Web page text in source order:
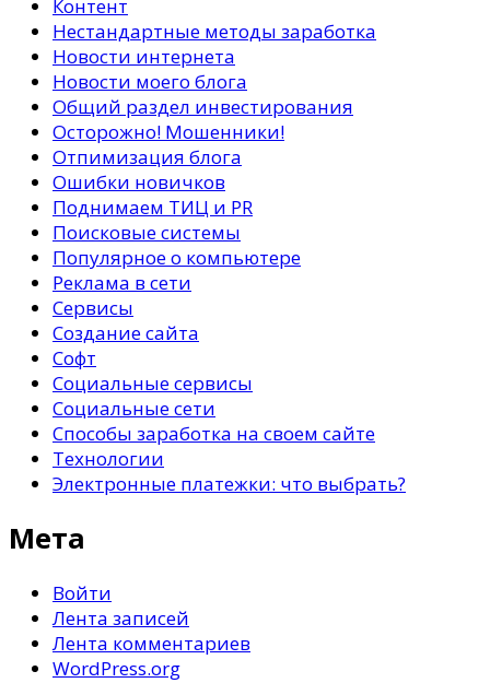
Контент
Нестандартные методы заработка
Новости интернета
Новости моего блога
Общий раздел инвестирования
Осторожно! Мошенники!
Отпимизация блога
Ошибки новичков
Поднимаем ТИЦ и PR
Поисковые системы
Популярное о компьютере
Реклама в сети
Сервисы
Создание сайта
Софт
Социальные сервисы
Социальные сети
Способы заработка на своем сайте
Технологии
Электронные платежки: что выбрать?
Мета
Войти
Лента записей
Лента комментариев
WordPress.org